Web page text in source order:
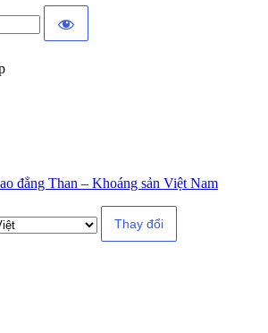
đẳng Than – Khoáng sản Việt Nam